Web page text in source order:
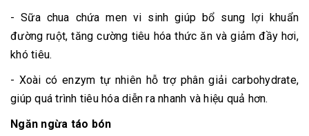
- Sữa chua chứa men vi sinh giúp bổ sung lợi khuẩn
đường ruột, tăng cường tiêu hóa thức ăn và giảm đầy hơi,
khó tiêu.
- Xoài có enzym tự nhiên hỗ trợ phân giải carbohydrate,
giúp quá trình tiêu hóa diễn ra nhanh và hiệu quả hơn.
Ngăn ngừa táo bón